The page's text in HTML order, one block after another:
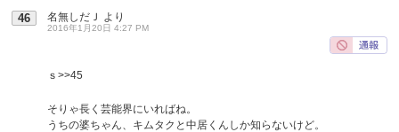
46 名無しだＪ より
2016年1月20日 4:27 PM
ｓ >>45
そりゃ長く芸能界にいればね。
うちの婆ちゃん、キムタクと中居くんしか知らないけど。